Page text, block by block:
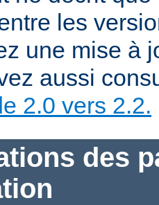
les
une mise à
aussi
2.0 vers 2.2.
des